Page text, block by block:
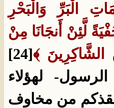
الْبَرِّ وَالْبَحْرِ
لَّئِنْ أَنجَانَا مِنْ
الشَّاكِرِينَ ﴾[24]
لهؤلاء
من مخاوف